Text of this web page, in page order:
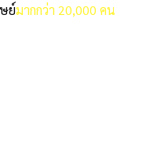
ย์มากกว่า 20,000 คน